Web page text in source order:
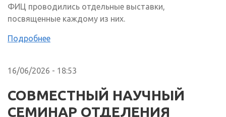
ФИЦ проводились отдельные выставки,
посвященные каждому из них.
Подробнее
16/06/2026 - 18:53
СОВМЕСТНЫЙ НАУЧНЫЙ
СЕМИНАР ОТДЕЛЕНИЯ